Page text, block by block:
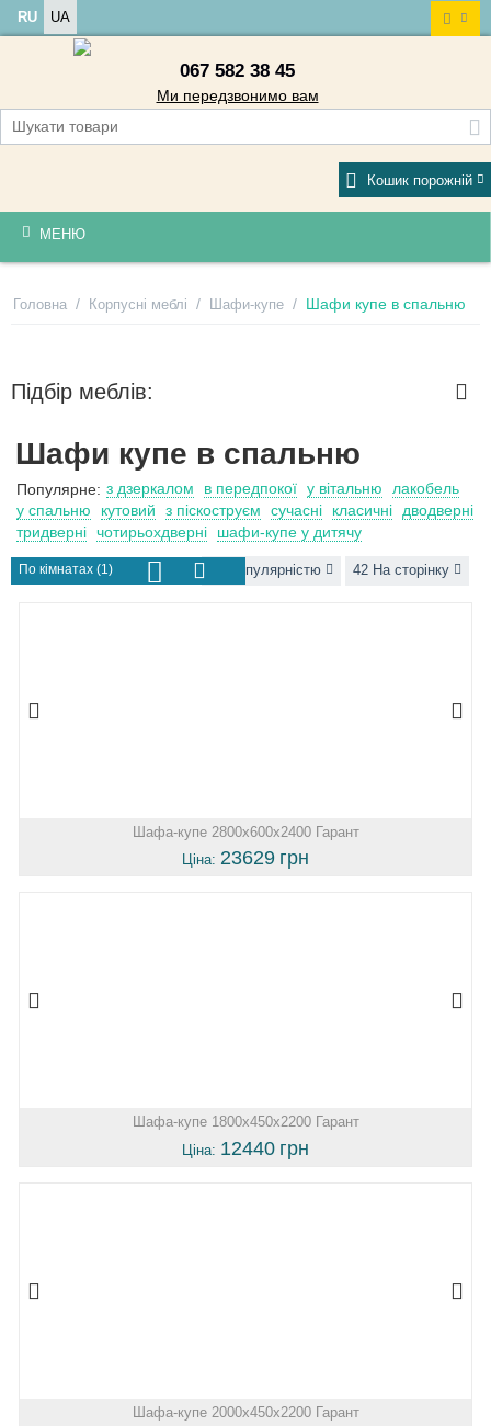
RU UA
067 582 38 45
Ми передзвонимо вам
Кошик порожній
МЕНЮ
Головна / Корпусні меблі / Шафи-купе / Шафи купе в спальню
Підбір меблів:
Шафи купе в спальню
Популярне: з дзеркалом в передпокої у вітальню
лакобель
у спальню
кутовий з піскоструєм сучасні класичні
дводверні
тридверні чотирьохдверні шафи-купе у дитячу
По кімнатах (1) За популярністю 42 На сторінку
Шафа-купе 2800х600х2400 Гарант
Ціна: 23629 грн
Шафа-купе 1800х450х2200 Гарант
Ціна: 12440 грн
Шафа-купе 2000х450х2200 Гарант